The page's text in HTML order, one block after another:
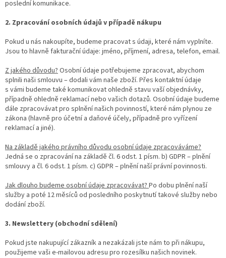
poslední komunikace.
2. Zpracování osobních údajů v případě nákupu
Pokud u nás nakoupíte, budeme pracovat s údaji, které nám vyplníte.
Jsou to hlavně fakturační údaje: jméno, příjmení, adresa, telefon, email.
Z jakého důvodu? Osobní údaje potřebujeme zpracovat, abychom
splnili naši smlouvu – dodali vám naše zboží. Přes kontaktní údaje
s vámi budeme také komunikovat ohledně stavu vaší objednávky,
případně ohledně reklamací nebo vašich dotazů. Osobní údaje budeme
dále zpracovávat pro splnění našich povinností, které nám plynou ze
zákona (hlavně pro účetní a daňové účely, případně pro vyřízení
reklamací a jiné).
Na základě jakého právního důvodu osobní údaje zpracováváme?
Jedná se o zpracování na základě čl. 6 odst. 1 písm. b) GDPR – plnění
smlouvy a čl. 6 odst. 1 písm. c) GDPR – plnění naší právní povinnosti.
Jak dlouho budeme osobní údaje zpracovávat? Po dobu plnění naší
služby a poté 12 měsíců od posledního poskytnutí takové služby nebo
dodání zboží.
3. Newslettery (obchodní sdělení)
Pokud jste nakupující zákazník a nezakázali jste nám to při nákupu,
použijeme vaši e-mailovou adresu pro rozesílku našich novinek.